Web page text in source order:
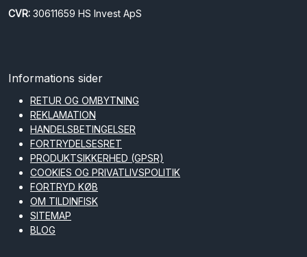
CVR: 30611659 HS Invest ApS
Informations sider
RETUR OG OMBYTNING
REKLAMATION
HANDELSBETINGELSER
FORTRYDELSESRET
PRODUKTSIKKERHED (GPSR)
COOKIES OG PRIVATLIVSPOLITIK
FORTRYD KØB
OM TILDINFISK
SITEMAP
BLOG